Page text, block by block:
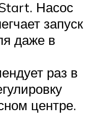
Start. Насос
запуск
даже в
раз в
центре.